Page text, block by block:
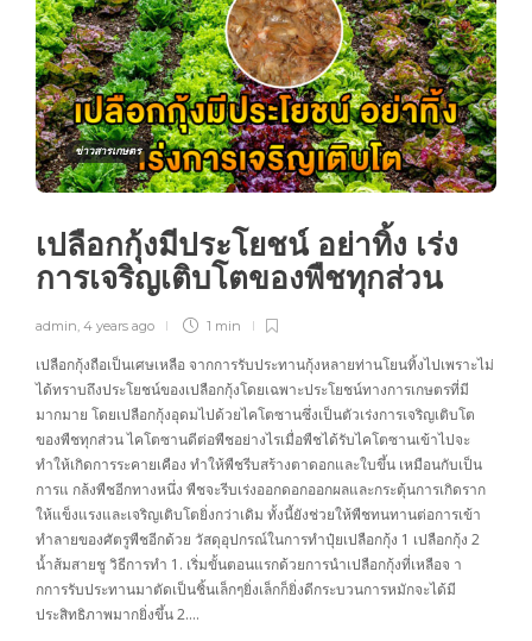
ข่าวสารเกษตร
เปลือกกุ้งมีประโยชน์ อย่าทิ้ง เร่ง
การเจริญเติบโตของพืชทุกส่วน
admin, 4 years ago 1 min
เปลือกกุ้งถือเป็นเศษเหลือ จากการรับประทานกุ้งหลายท่านโยนทิ้งไปเพราะไม่
ได้ทราบถึงประโยชน์ของเปลือกกุ้งโดยเฉพาะประโยชน์ทางการเกษตรที่มี
มากมาย โดยเปลือกกุ้งอุดมไปด้วยไคโตซานซึ่งเป็นตัวเร่งการเจริญเติบโต
ของพืชทุกส่วน ไคโตซานดีต่อพืชอย่างไรเมื่อพืชได้รับไคโตซานเข้าไปจะ
ทำให้เกิดการระคายเคือง ทำให้พืชรีบสร้างตาดอกและใบขึ้น เหมือนกับเป็น
การแ กล้งพืชอีกทางหนึ่ง พืชจะรีบเร่งออกดอกออกผลและกระตุ้นการเกิดราก
ให้แข็งแรงและเจริญเติบโตยิ่งกว่าเดิม ทั้งนี้ยังช่วยให้พืชทนทานต่อการเข้า
ทำลายของศัตรูพืชอีกด้วย วัสดุอุปกรณ์ในการทำปุ๋ยเปลือกกุ้ง 1 เปลือกกุ้ง 2
น้ำส้มสายชู วิธีการทำ 1. เริ่มขั้นตอนแรกด้วยการนำเปลือกกุ้งที่เหลือจ า
กการรับประทานมาตัดเป็นชิ้นเล็กๆยิ่งเล็กก็ยิ่งดีกระบวนการหมักจะได้มี
ประสิทธิภาพมากยิ่งขึ้น 2….